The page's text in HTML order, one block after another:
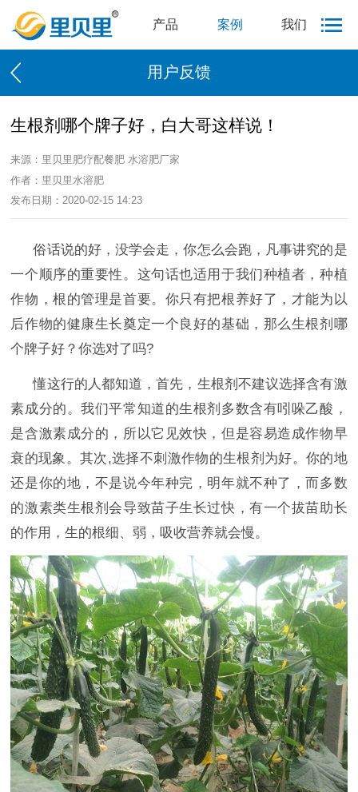
产品 案例 我们
用户反馈
生根剂哪个牌子好，白大哥这样说！
来源：里贝里肥疗配餐肥 水溶肥厂家
作者：里贝里水溶肥
发布日期：2020-02-15 14:23
俗话说的好，没学会走，你怎么会跑，凡事讲究的是
一个顺序的重要性。这句话也适用于我们种植者，种植
作物，根的管理是首要。你只有把根养好了，才能为以
后作物的健康生长奠定一个良好的基础，那么生根剂哪
个牌子好？你选对了吗?
懂这行的人都知道，首先，生根剂不建议选择含有激
素成分的。我们平常知道的生根剂 多数含有吲哚乙酸，
是含激素成分的，所以它见效快，但是容易造成作物早
衰的现象。其次,选择不刺激作物的生根剂为好。你的地
还是你的地，不是说今年种完，明年就不种了，而多数
的激素类生根剂会导致苗子生长过快，有一个拔苗助长
的作用，生的根细、弱，吸收营养就会慢。